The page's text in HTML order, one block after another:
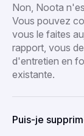
Non, Noota
Vous pouvez
vous le faites
rapport, vous
d'entretien en
existante.
Puis-je